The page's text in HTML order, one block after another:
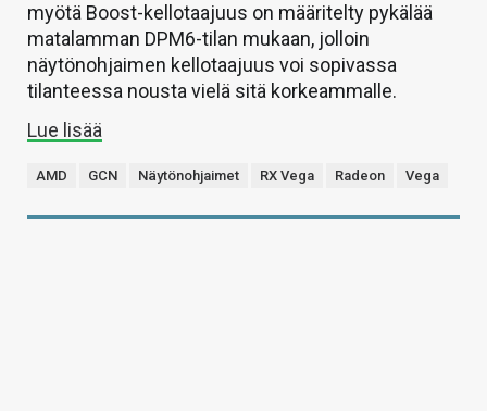
myötä Boost-kellotaajuus on määritelty pykälää
matalamman DPM6-tilan mukaan, jolloin
näytönohjaimen kellotaajuus voi sopivassa
tilanteessa nousta vielä sitä korkeammalle.
Lue lisää
AMD GCN Näytönohjaimet RX Vega Radeon Vega